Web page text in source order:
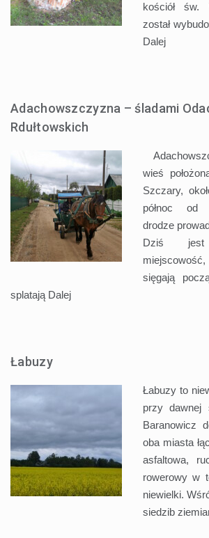
kościół św.
został
Dalej
Adachowszczyzna – śladami
Rdułtowskich
wieś
Szczary,
północ od
drodze
Dziś
sięgają
splatają Dalej
Łabuzy
Łabuzy to
przy dawnej
Baranowicz
oba miasta
asfaltowa,
rowerowy w
niewielki.
siedzib